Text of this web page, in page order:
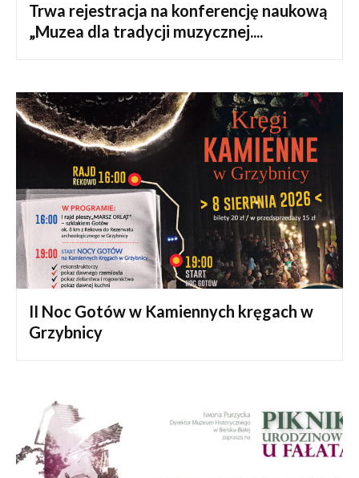
Trwa rejestracja na konferencję naukową
„Muzea dla tradycji muzycznej....
II Noc Gotów w Kamiennych kręgach w
Grzybnicy